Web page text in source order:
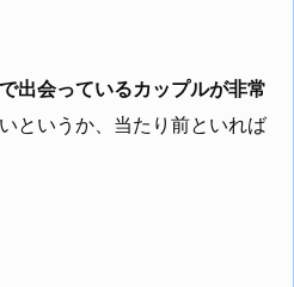
出会っているカップルが非常
というか、当たり前といれば